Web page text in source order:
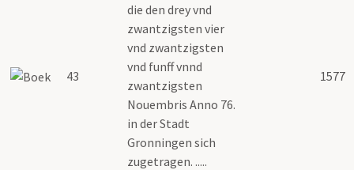
43
die den drey vnd
zwantzigsten vier
vnd zwantzigsten
vnd funff vnnd
zwantzigsten
Nouembris Anno 76.
in der Stadt
Gronningen sich
zugetragen. .....
1577